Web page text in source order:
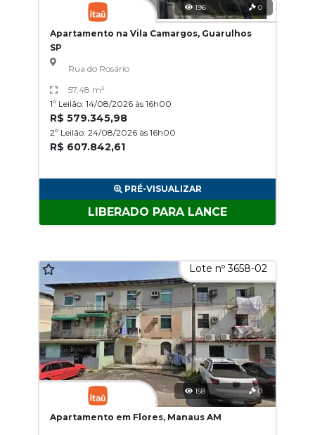
196 0
Apartamento na Vila Camargos, Guarulhos
SP
Rua do Rosário
57,48 m²
1º Leilão: 14/08/2026 às 16h00
R$ 579.345,98
2º Leilão: 24/08/2026 às 16h00
R$ 607.842,61
PRÉ-VISUALIZAR
LIBERADO PARA LANCE
Lote nº 3658-02
158 0
Apartamento em Flores, Manaus AM